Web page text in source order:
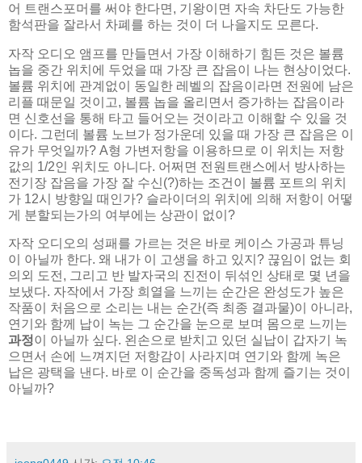
어 트랜스포머를 써야 한다면, 기왕이면 자속 차단도 가능한
함석판을 잘라서 차폐를 하는 것이 더 나을지도 모른다.
자작 오디오 앰프를 만들면서 가장 이해하기 힘든 것은 볼륨
놉을 중간 위치에 두었을 때 가장 큰 잡음이 나는 현상이었다.
볼륨 위치에 관계없이 동일한 레벨의 잡음이라면 전원에 남은
리플 때문일 것이고, 볼륨 놉을 올리면서 증가하는 잡음이라
면 신호선을 통해 타고 들어오는 것이라고 이해할 수 있을 것
이다. 그런데 볼륨 노브가 정가운데 있을 때 가장 큰 잡음은 이
유가 무엇일까? A형 가변저항을 이용하므로 이 위치는 저항
값의 1/2인 위치도 아니다. 어쩌면 전원트랜스에서 방사하는
전기장 잡음을 가장 잘 수신(?)하는 조건이 볼륨 포트의 위치
가 12시 방향일 때인가? 슬라이더의 위치에 의해 저항이 어떻
게 분할되는가의 여부에는 상관이 없이?
자작 오디오의 성패를 가르는 것은 바로 케이스 가공과 튜닝
이 아닐까 한다. 왜 내가 이 고생을 하고 있지? 끊임이 없는 회
의외 도전, 그리고 반 발자국의 진전이 뒤섞인 상태로 몇 년을
보냈다. 자작에서 가장 희열을 느끼는 순간은 완성도가 높은
작품이 처음으로 소리는 내는 순간(즉 최종 결과물)이 아니라,
연기와 함께 납이 녹는 그 순간을 눈으로 보며 몸으로 느끼는
과정이 아닐까 싶다. 왼손으로 받치고 있던 실납이 갑자기 녹
으면서 손에 느껴지던 저항감이 사라지며 연기와 함께 녹은
납은 광택을 낸다. 바로 이 순간을 중독성과 함께 즐기는 것이
아닐까?